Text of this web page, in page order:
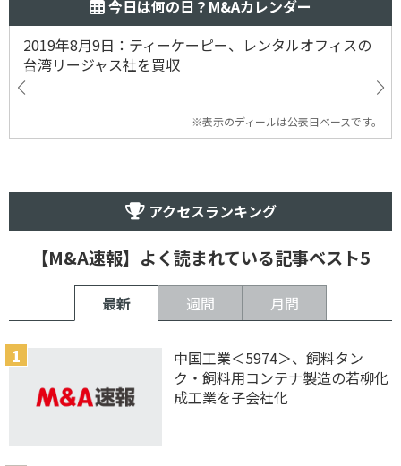
今日は何の日？M&Aカレンダー
2019年8月9日：ティーケーピー、レンタルオフィスの
台湾リージャス社を買収
※表示のディールは公表日ベースです。
アクセスランキング
【M&A速報】よく読まれている記事ベスト5
最新 週間 月間
中国工業＜5974＞、飼料タン
ク・飼料用コンテナ製造の若柳化
成工業を子会社化